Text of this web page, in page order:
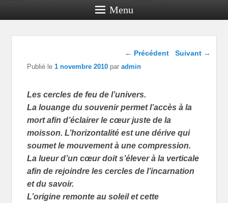
Menu
Navigation dans les
← Précédent Suivant →
Publié le1 novembre 2010 paradmin
Les cercles de feu de l’univers.
La louange du souvenir permet l’accès à la
mort afin d’éclairer le cœur juste de la
moisson. L’horizontalité est une dérive qui
soumet le mouvement à une compression.
La lueur d’un cœur doit s’élever à la verticale
afin de rejoindre les cercles de l’incarnation
et du savoir.
L’origine remonte au soleil et cette